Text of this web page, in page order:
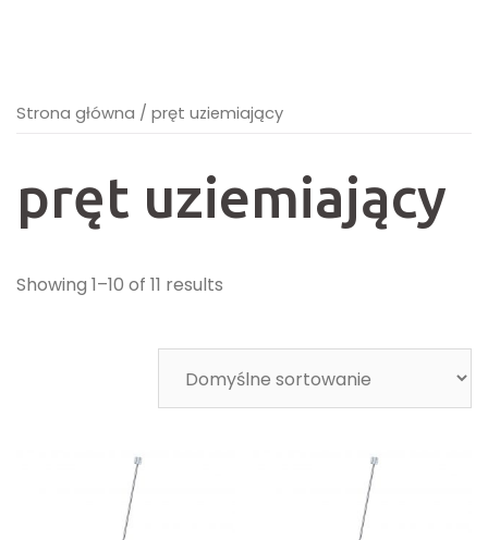
Strona główna / pręt uziemiający
pręt uziemiający
Showing 1–10 of 11 results